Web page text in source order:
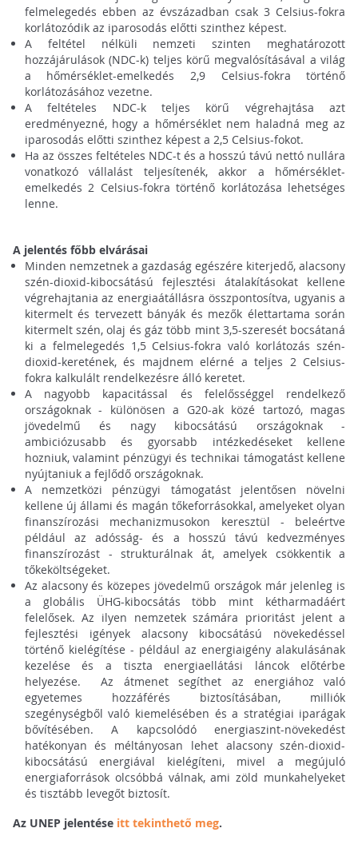
felmelegedés ebben az évszázadban csak 3 Celsius-fokra
korlátozódik az iparosodás előtti szinthez képest.
A feltétel nélküli nemzeti szinten meghatározott
hozzájárulások (NDC-k) teljes körű megvalósításával a világ
a hőmérséklet-emelkedés 2,9 Celsius-fokra történő
korlátozásához vezetne.
A feltételes NDC-k teljes körű végrehajtása azt
eredményezné, hogy a hőmérséklet nem haladná meg az
iparosodás előtti szinthez képest a 2,5 Celsius-fokot.
Ha az összes feltételes NDC-t és a hosszú távú nettó nullára
vonatkozó vállalást teljesítenék, akkor a hőmérséklet-
emelkedés 2 Celsius-fokra történő korlátozása lehetséges
lenne.
A jelentés főbb elvárásai
Minden nemzetnek a gazdaság egészére kiterjedő, alacsony
szén-dioxid-kibocsátású fejlesztési átalakításokat kellene
végrehajtania az energiaátállásra összpontosítva, ugyanis a
kitermelt és tervezett bányák és mezők élettartama során
kitermelt szén, olaj és gáz több mint 3,5-szeresét bocsátaná
ki a felmelegedés 1,5 Celsius-fokra való korlátozás szén-
dioxid-keretének, és majdnem elérné a teljes 2 Celsius-
fokra kalkulált rendelkezésre álló keretet.
A nagyobb kapacitással és felelősséggel rendelkező
országoknak - különösen a G20-ak közé tartozó, magas
jövedelmű és nagy kibocsátású országoknak -
ambiciózusabb és gyorsabb intézkedéseket kellene
hozniuk, valamint pénzügyi és technikai támogatást kellene
nyújtaniuk a fejlődő országoknak.
A nemzetközi pénzügyi támogatást jelentősen növelni
kellene új állami és magán tőkeforrásokkal, amelyeket olyan
finanszírozási mechanizmusokon keresztül - beleértve
például az adósság- és a hosszú távú kedvezményes
finanszírozást - strukturálnak át, amelyek csökkentik a
tőkeköltségeket.
Az alacsony és közepes jövedelmű országok már jelenleg is
a globális ÜHG-kibocsátás több mint kétharmadáért
felelősek. Az ilyen nemzetek számára prioritást jelent a
fejlesztési igények alacsony kibocsátású növekedéssel
történő kielégítése - például az energiaigény alakulásának
kezelése és a tiszta energiaellátási láncok előtérbe
helyezése. Az átmenet segíthet az energiához való
egyetemes hozzáférés biztosításában, milliók
szegénységből való kiemelésében és a stratégiai iparágak
bővítésében. A kapcsolódó energiaszint-növekedést
hatékonyan és méltányosan lehet alacsony szén-dioxid-
kibocsátású energiával kielégíteni, mivel a megújuló
energiaforrások olcsóbbá válnak, ami zöld munkahelyeket
és tisztább levegőt biztosít.
Az UNEP jelentése itt tekinthető meg.